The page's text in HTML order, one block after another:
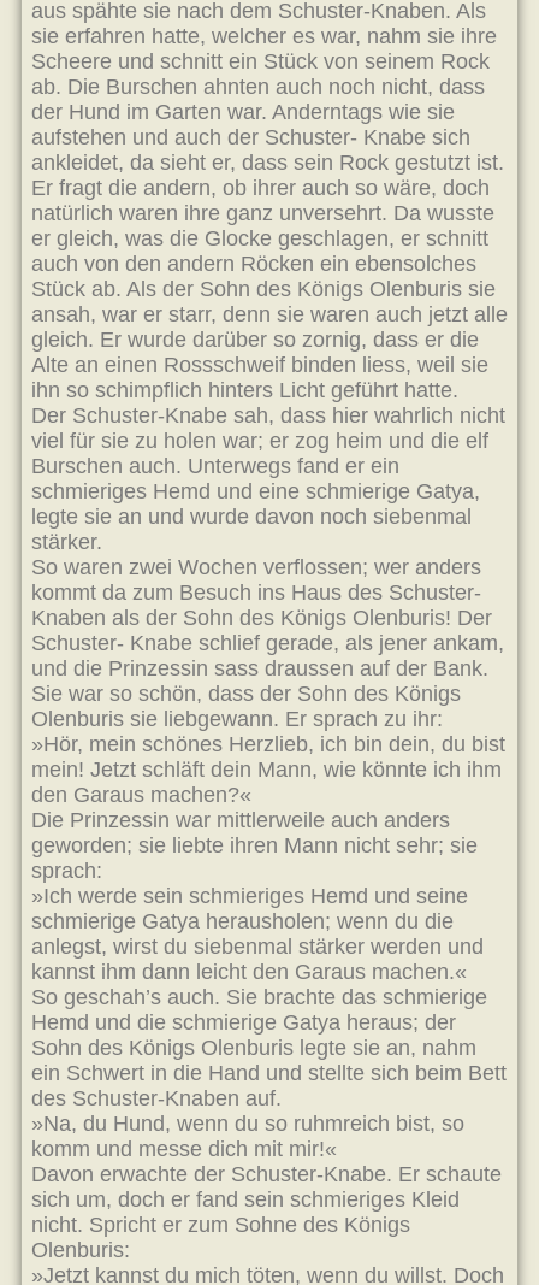
aus spähte sie nach dem Schuster-Knaben. Als
sie erfahren hatte, welcher es war, nahm sie ihre
Scheere und schnitt ein Stück von seinem Rock
ab. Die Burschen ahnten auch noch nicht, dass
der Hund im Garten war. Anderntags wie sie
aufstehen und auch der Schuster- Knabe sich
ankleidet, da sieht er, dass sein Rock gestutzt ist.
Er fragt die andern, ob ihrer auch so wäre, doch
natürlich waren ihre ganz unversehrt. Da wusste
er gleich, was die Glocke geschlagen, er schnitt
auch von den andern Röcken ein ebensolches
Stück ab. Als der Sohn des Königs Olenburis sie
ansah, war er starr, denn sie waren auch jetzt alle
gleich. Er wurde darüber so zornig, dass er die
Alte an einen Rossschweif binden liess, weil sie
ihn so schimpflich hinters Licht geführt hatte.
Der Schuster-Knabe sah, dass hier wahrlich nicht
viel für sie zu holen war; er zog heim und die elf
Burschen auch. Unterwegs fand er ein
schmieriges Hemd und eine schmierige Gatya,
legte sie an und wurde davon noch siebenmal
stärker.
So waren zwei Wochen verflossen; wer anders
kommt da zum Besuch ins Haus des Schuster-
Knaben als der Sohn des Königs Olenburis! Der
Schuster- Knabe schlief gerade, als jener ankam,
und die Prinzessin sass draussen auf der Bank.
Sie war so schön, dass der Sohn des Königs
Olenburis sie liebgewann. Er sprach zu ihr:
»Hör, mein schönes Herzlieb, ich bin dein, du bist
mein! Jetzt schläft dein Mann, wie könnte ich ihm
den Garaus machen?«
Die Prinzessin war mittlerweile auch anders
geworden; sie liebte ihren Mann nicht sehr; sie
sprach:
»Ich werde sein schmieriges Hemd und seine
schmierige Gatya herausholen; wenn du die
anlegst, wirst du siebenmal stärker werden und
kannst ihm dann leicht den Garaus machen.«
So geschah’s auch. Sie brachte das schmierige
Hemd und die schmierige Gatya heraus; der
Sohn des Königs Olenburis legte sie an, nahm
ein Schwert in die Hand und stellte sich beim Bett
des Schuster-Knaben auf.
»Na, du Hund, wenn du so ruhmreich bist, so
komm und messe dich mit mir!«
Davon erwachte der Schuster-Knabe. Er schaute
sich um, doch er fand sein schmieriges Kleid
nicht. Spricht er zum Sohne des Königs
Olenburis:
»Jetzt kannst du mich töten, wenn du willst. Doch